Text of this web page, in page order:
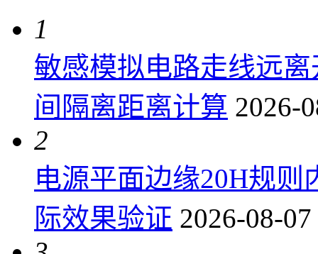
1
敏感模拟电路走线远
间隔离距离计算 2026-
2
电源平面边缘20H规
际效果验证 2026-08-